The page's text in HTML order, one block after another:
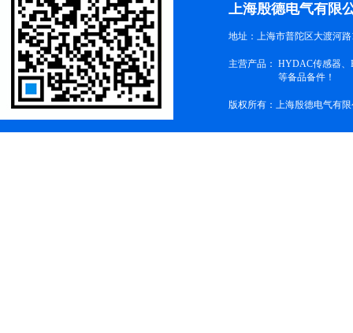
上海殷德电气有限
地址：上海市普陀区大渡河路
主营产品： HYDAC传感器、
等备品备件！
版权所有：上海殷德电气有